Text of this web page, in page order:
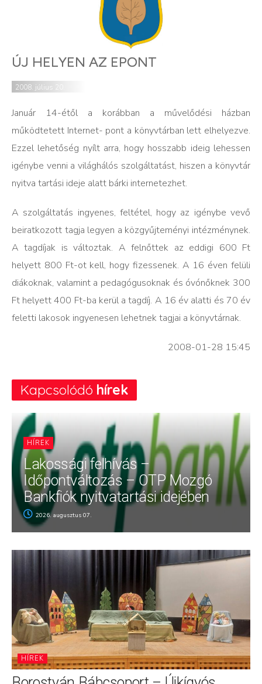
ÚJ HELYEN AZ EPONT
2008. július 20.
Január 14-étől a korábban a művelődési házban
működtetett Internet- pont a könyvtárban lett elhelyezve.
Ezzel lehetőség nyílt arra, hogy hosszabb ideig lehessen
igénybe venni a világhálós szolgáltatást, hiszen a könyvtár
nyitva tartási ideje alatt bárki internetezhet.
A szolgáltatás ingyenes, feltétel, hogy az igénybe vevő
beiratkozott tagja legyen a közgyűjteményi intézménynek.
A tagdíjak is változtak. A felnőttek az eddigi 600 Ft
helyett 800 Ft-ot kell, hogy fizessenek. A 16 éven felüli
diákoknak, valamint a pedagógusoknak és óvónőknek 300
Ft helyett 400 Ft-ba kerül a tagdíj. A 16 év alatti és 70 év
feletti lakosok ingyenesen lehetnek tagjai a könyvtárnak.
2008-01-28 15:45
Kapcsolódó hírek
HÍREK
Lakossági felhívás –
Időpontváltozás – OTP Mozgó
Bankfiók nyitvatartási idejében
2026. augusztus 07.
HÍREK